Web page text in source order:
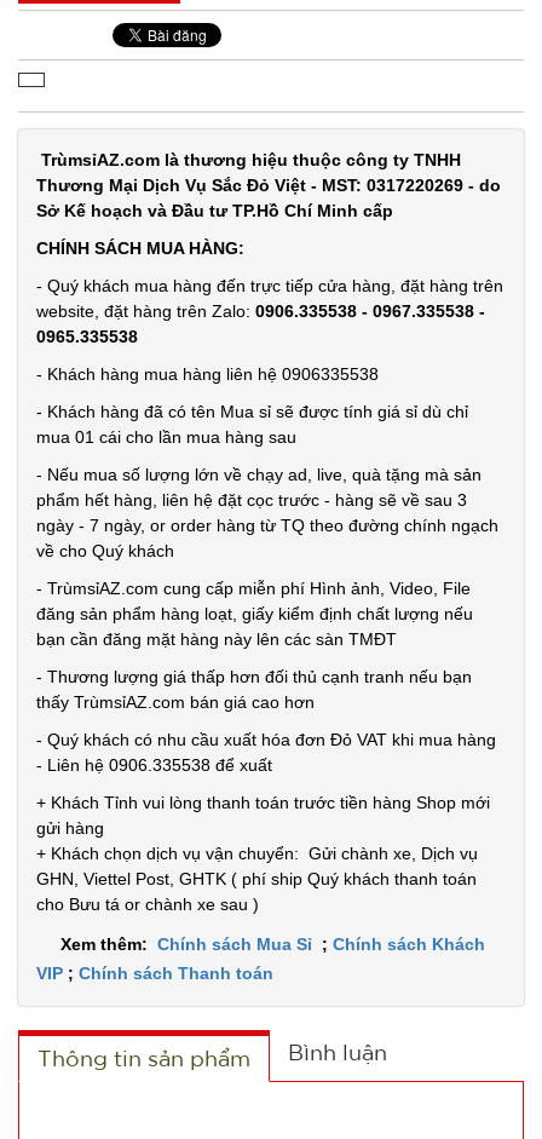
TrùmsỉAZ.com là thương hiệu thuộc công ty TNHH
Thương Mại Dịch Vụ Sắc Đỏ Việt - MST: 0317220269 - do
Sở Kế hoạch và Đầu tư TP.Hồ Chí Minh cấp
CHÍNH SÁCH MUA HÀNG:
- Quý khách mua hàng đến trực tiếp cửa hàng, đặt hàng trên
website, đặt hàng trên Zalo: 0906.335538 - 0967.335538 -
0965.335538
- Khách hàng mua hàng liên hệ 0906335538
- Khách hàng đã có tên Mua sỉ sẽ được tính giá sỉ dù chỉ
mua 01 cái cho lần mua hàng sau
- Nếu mua số lượng lớn về chạy ad, live, quà tặng mà sản
phẩm hết hàng, liên hệ đặt cọc trước - hàng sẽ về sau 3
ngày - 7 ngày, or order hàng từ TQ theo đường chính ngạch
về cho Quý khách
- TrùmsỉAZ.com cung cấp miễn phí Hình ảnh, Video, File
đăng sản phẩm hàng loạt, giấy kiểm định chất lượng nếu
bạn cần đăng mặt hàng này lên các sàn TMĐT
- Thương lượng giá thấp hơn đối thủ cạnh tranh nếu bạn
thấy TrùmsỉAZ.com bán giá cao hơn
- Quý khách có nhu cầu xuất hóa đơn Đỏ VAT khi mua hàng
- Liên hệ 0906.335538 để xuất
+ Khách Tỉnh vui lòng thanh toán trước tiền hàng Shop mới
gửi hàng
+ Khách chọn dịch vụ vận chuyển: Gửi chành xe, Dịch vụ
GHN, Viettel Post, GHTK ( phí ship Quý khách thanh toán
cho Bưu tá or chành xe sau )
Xem thêm: Chính sách Mua Sỉ ; Chính sách Khách
VIP ; Chính sách Thanh toán
Thông tin sản phẩm Bình luận
2 dây rút (
T500, Full
SP:
001545
TRẠNG:
CÒN HÀNG
hành: